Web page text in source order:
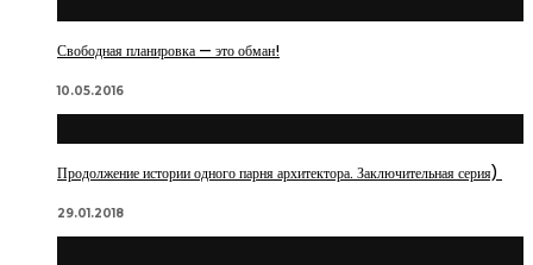
Свободная планировка — это обман!
10.05.2016
Продолжение истории одного парня архитектора. Заключительная серия)
29.01.2018